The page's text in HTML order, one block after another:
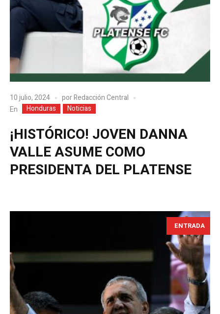
10 julio, 2024 porRedacción Central
En
Honduras Noticias
¡HISTÓRICO! JOVEN DANNA
VALLE ASUME COMO
PRESIDENTA DEL PLATENSE
ENTRADA